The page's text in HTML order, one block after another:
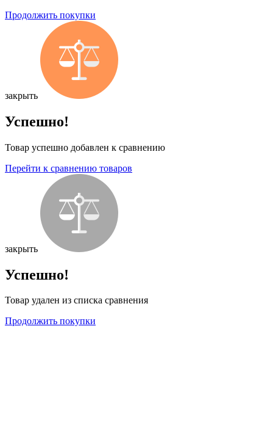
Продолжить покупки
закрыть
Успешно!
Товар успешно добавлен к сравнению
Перейти к сравнению товаров
закрыть
Успешно!
Товар удален из списка сравнения
Продолжить покупки